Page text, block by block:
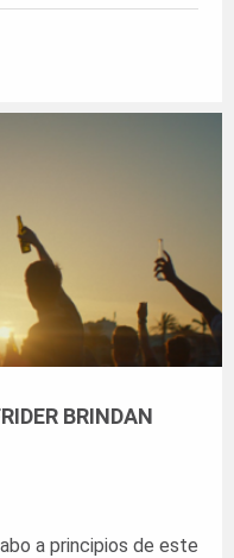
BRINDAN
a principios de este